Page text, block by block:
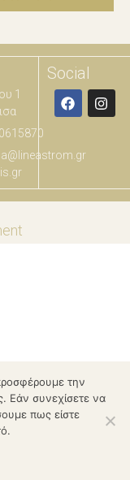
1
Social
την
Εάν συνεχίσετε να
πως είστε